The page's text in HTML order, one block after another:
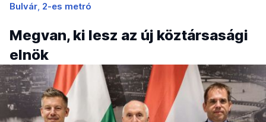
Bulvár 2-es metró
Megvan, ki lesz az új köztársasági
elnök